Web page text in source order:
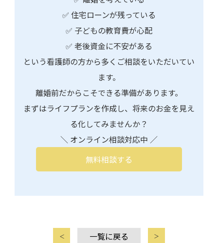
✅ 住宅ローンが残っている
✅ 子どもの教育費が心配
✅ 老後資金に不安がある
という看護師の方から多くご相談をいただいてい
ます。
離婚前だからこそできる準備があります。
まずはライフプランを作成し、将来のお金を見え
る化してみませんか？
＼ オンライン相談対応中 ／
無料相談する
一覧に戻る